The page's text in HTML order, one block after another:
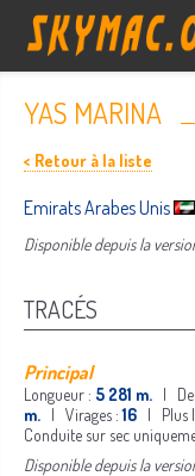
YAS MARINA
< Retour à la liste
Emirats Arabes Unis
Disponible depuis la
TRACÉS
Principal
Longueur : 5 281 m. |
m. | Virages :16 | Plus
Conduite sur sec
Disponible depuis la